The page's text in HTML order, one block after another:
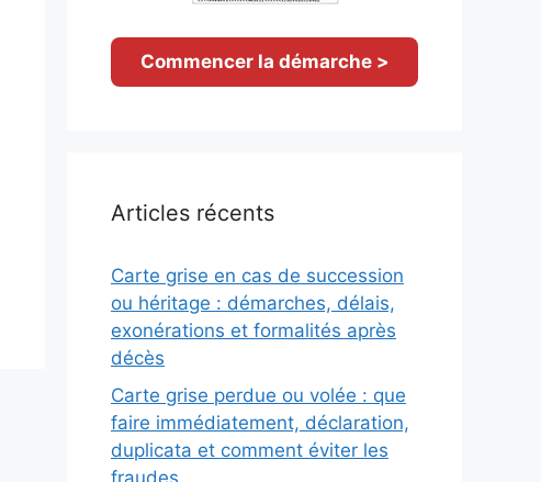
Commencer la démarche >
Articles récents
Carte grise en cas de succession
ou héritage : démarches, délais,
exonérations et formalités après
décès
Carte grise perdue ou volée : que
faire immédiatement, déclaration,
duplicata et comment éviter les
fraudes